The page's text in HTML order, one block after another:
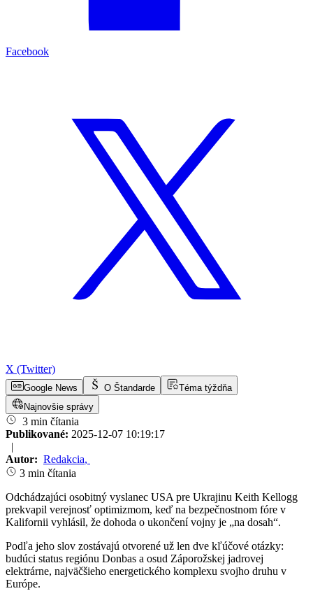
Facebook
X (Twitter)
Google News O Štandarde
Téma týždňa
Najnovšie správy
3 min čítania
Publikované: 2025-12-07 10:19:17
|
Autor: Redakcia,
3 min čítania
Odchádzajúci osobitný vyslanec USA pre Ukrajinu Keith Kellogg
prekvapil verejnosť optimizmom, keď na bezpečnostnom fóre v
Kalifornii vyhlásil, že dohoda o ukončení vojny je „na dosah“.
Podľa jeho slov zostávajú otvorené už len dve kľúčové otázky:
budúci status regiónu Donbas a osud Záporožskej jadrovej
elektrárne, najväčšieho energetického komplexu svojho druhu v
Európe.